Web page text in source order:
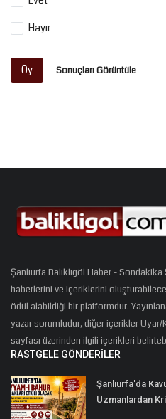
Hayır
Oy Sonuçları Görüntüle
Şanlıurfa Balıklıgöl Haber - Sondakika
haberlerini ve içeriklerini
ödül alabildiği bir platformdur.
yazar sorumludur, diğer içerikler
sayfası üzerinden ilgili içerikleri
RASTGELE GÖNDERILER
Şanlıurfa'da
Uzmanlardan